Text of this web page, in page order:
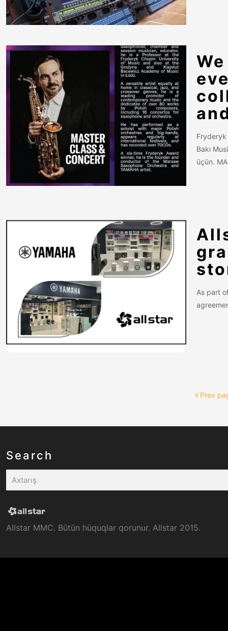
Fryderyk
Bakı
üçün.
As part
Prev
Search
Allstar MMC. Bütün hüquqlar qorunur. Allstar 2015.